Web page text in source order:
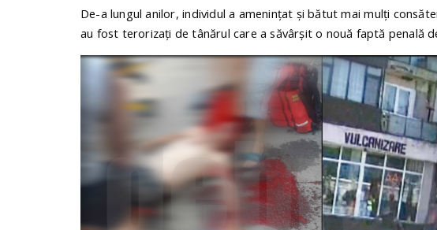
De-a lungul anilor, individul a amenințat și bătut mai mulți
au fost terorizați de tânărul care a săvârșit o nouă faptă penală